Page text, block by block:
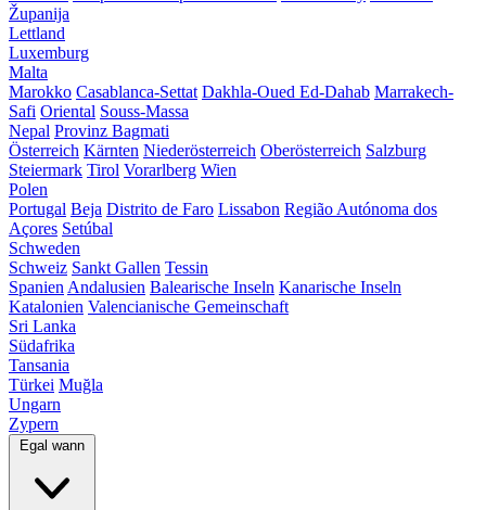
Županija
Lettland
Luxemburg
Malta
Marokko Casablanca-Settat Dakhla-Oued Ed-Dahab Marrakech-
Safi Oriental Souss-Massa
Nepal Provinz Bagmati
Österreich Kärnten Niederösterreich Oberösterreich Salzburg
Steiermark Tirol Vorarlberg Wien
Polen
Portugal Beja Distrito de Faro Lissabon Região Autónoma dos
Açores Setúbal
Schweden
Schweiz Sankt Gallen Tessin
Spanien Andalusien Balearische Inseln Kanarische Inseln
Katalonien Valencianische Gemeinschaft
Sri Lanka
Südafrika
Tansania
Türkei Muğla
Ungarn
Zypern
Egal wann